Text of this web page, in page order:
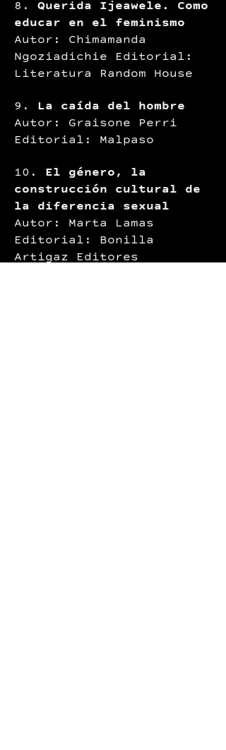
8. Querida Ijeawele. Como
educar en el feminismo
Autor: Chimamanda
Ngoziadichie Editorial:
Literatura Random House
9. La caída del hombre
Autor: Graisone Perri
Editorial: Malpaso
10. El género, la
construcción cultural de
la diferencia sexual
Autor: Marta Lamas
Editorial: Bonilla
Artigaz Editores